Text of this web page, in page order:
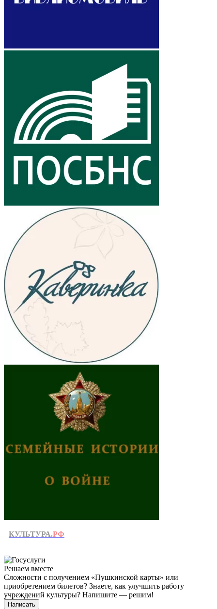
КУЛЬТУРА.РФ
Решаем вместе
Сложности с получением «Пушкинской карты» или
приобретением билетов? Знаете, как улучшить работу
учреждений культуры? Напишите — решим!
Написать